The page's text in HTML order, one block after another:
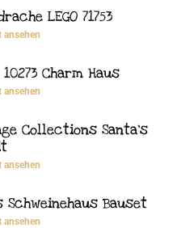
LEGO 71753
ansehen
Charm Haus
ansehen
Collections Santa’s
ansehen
Schweinehaus Bauset
ansehen